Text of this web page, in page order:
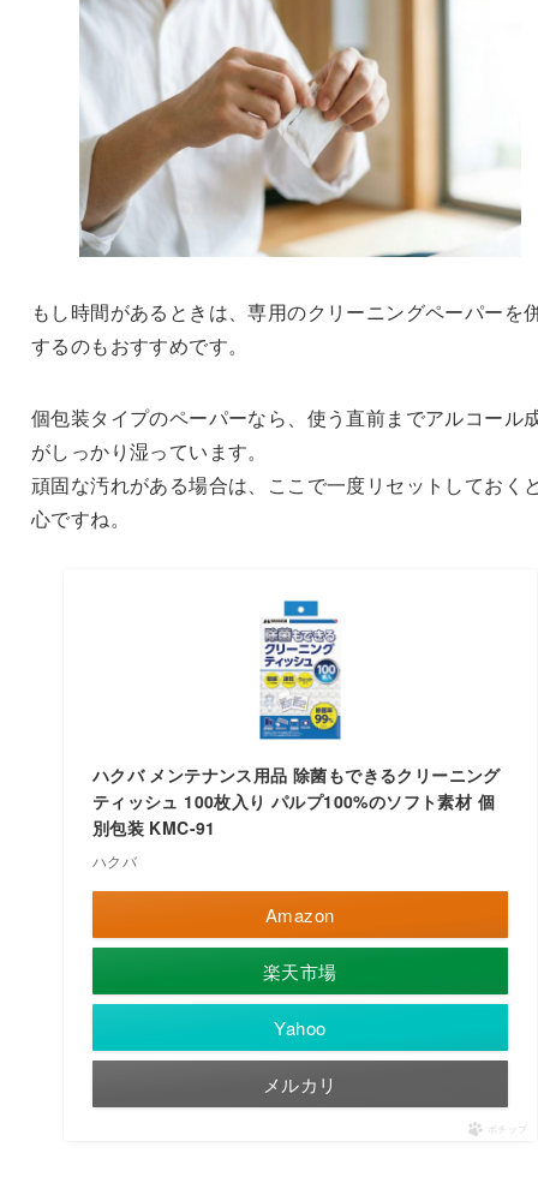
もし時間があるときは、専用のクリーニングペーパーを
するのもおすすめです。
個包装タイプのペーパーなら、使う直前までアルコール
がしっかり湿っています。
頑固な汚れがある場合は、ここで一度リセットしておく
心ですね。
ハクバ メンテナンス用品 除菌もできるクリーニング
ティッシュ 100枚入り パルプ100%のソフト素材 個
別包装 KMC-91
ハクバ
Amazon
楽天市場
Yahoo
メルカリ
ポチップ